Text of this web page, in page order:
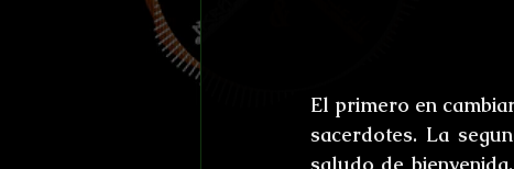
El primero en
sacerdotes. La